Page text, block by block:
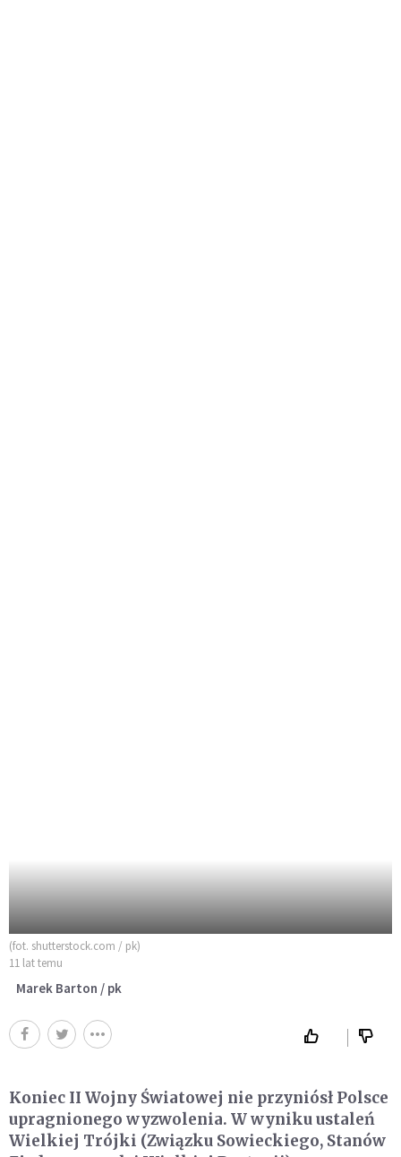
(fot. shutterstock.com / pk)
11 lat temu
Marek Barton / pk
Koniec II Wojny Światowej nie przyniósł Polsce
upragnionego wyzwolenia. W wyniku ustaleń
Wielkiej Trójki (Związku Sowieckiego, Stanów